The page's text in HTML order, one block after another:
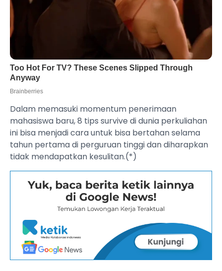
Dalam memasuki momentum penerimaan
mahasiswa baru, 8 tips survive di dunia perkuliahan
ini bisa menjadi cara untuk bisa bertahan selama
tahun pertama di perguruan tinggi dan diharapkan
tidak mendapatkan kesulitan.(*)